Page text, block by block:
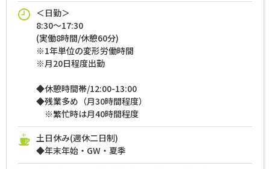
＜日勤＞
8:30～17:30
(実働8時間/休憩60分)
※1年単位の変形労働時間
※月20日程度出勤
◆休憩時間帯/12:00-13:00
◆残業多め（月30時間程度）
※繁忙時は月40時間程度
土日休み(週休二日制)
◆年末年始・GW・夏季